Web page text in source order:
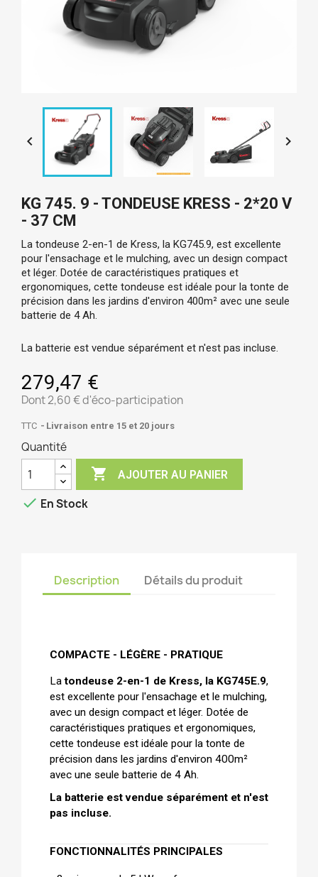
 
KG 745. 9 - TONDEUSE KRESS - 2*20 V
- 37 CM
La tondeuse 2-en-1 de Kress, la KG745.9, est excellente
pour l'ensachage et le mulching, avec un design compact
et léger. Dotée de caractéristiques pratiques et
ergonomiques, cette tondeuse est idéale pour la tonte de
précision dans les jardins d'environ 400m² avec une seule
batterie de 4 Ah.
La batterie est vendue séparément et n'est pas incluse.
279,47 €
Dont 2,60 € d'éco-participation
TTC Livraison entre 15 et 20 jours
Quantité
 AJOUTER AU PANIER
 En Stock
Description Détails du produit
COMPACTE - LÉGÈRE - PRATIQUE
La tondeuse 2-en-1 de Kress, la KG745E.9,
est excellente pour l'ensachage et le mulching,
avec un design compact et léger. Dotée de
caractéristiques pratiques et ergonomiques,
cette tondeuse est idéale pour la tonte de
précision dans les jardins d'environ 400m²
avec une seule batterie de 4 Ah.
La batterie est vendue séparément et n'est
pas incluse.
FONCTIONNALITÉS PRINCIPALES